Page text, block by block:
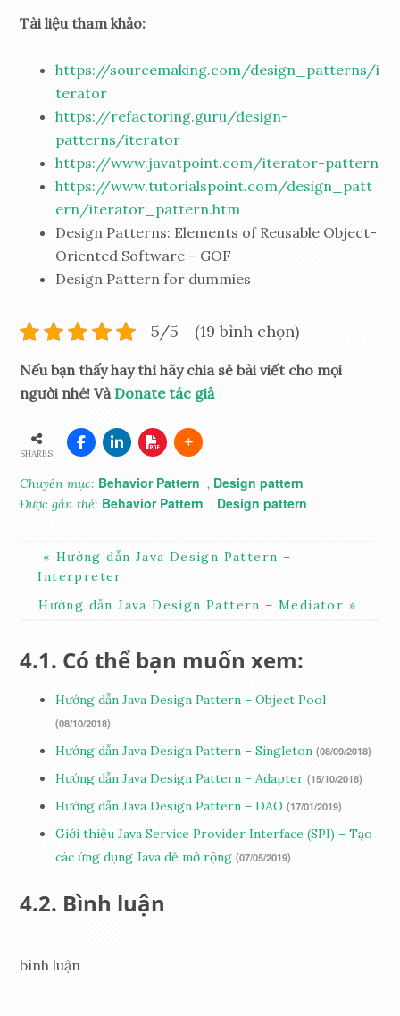
Tài liệu tham khảo:
https://sourcemaking.com/design_patterns/i
terator
https://refactoring.guru/design-
patterns/iterator
https://www.javatpoint.com/iterator-pattern
https://www.tutorialspoint.com/design_patt
ern/iterator_pattern.htm
Design Patterns: Elements of Reusable Object-
Oriented Software – GOF
Design Pattern for dummies
5/5 - (19 bình chọn)
Nếu bạn thấy hay thì hãy chia sẻ bài viết cho mọi
người nhé! VàDonate tác giả
SHARES
Chuyên mục: Behavior Pattern , Design pattern
Được gắn thẻ: Behavior Pattern , Design pattern
Hướng dẫn Java Design Pattern –
Interpreter
Hướng dẫn Java Design Pattern – Mediator
Có thể bạn muốn xem:
Hướng dẫn Java Design Pattern – Object Pool
(08/10/2018)
Hướng dẫn Java Design Pattern – Singleton (08/09/2018)
Hướng dẫn Java Design Pattern – Adapter (15/10/2018)
Hướng dẫn Java Design Pattern – DAO (17/01/2019)
Giới thiệu Java Service Provider Interface (SPI) – Tạo
các ứng dụng Java dễ mở rộng (07/05/2019)
Bình luận
bình luận